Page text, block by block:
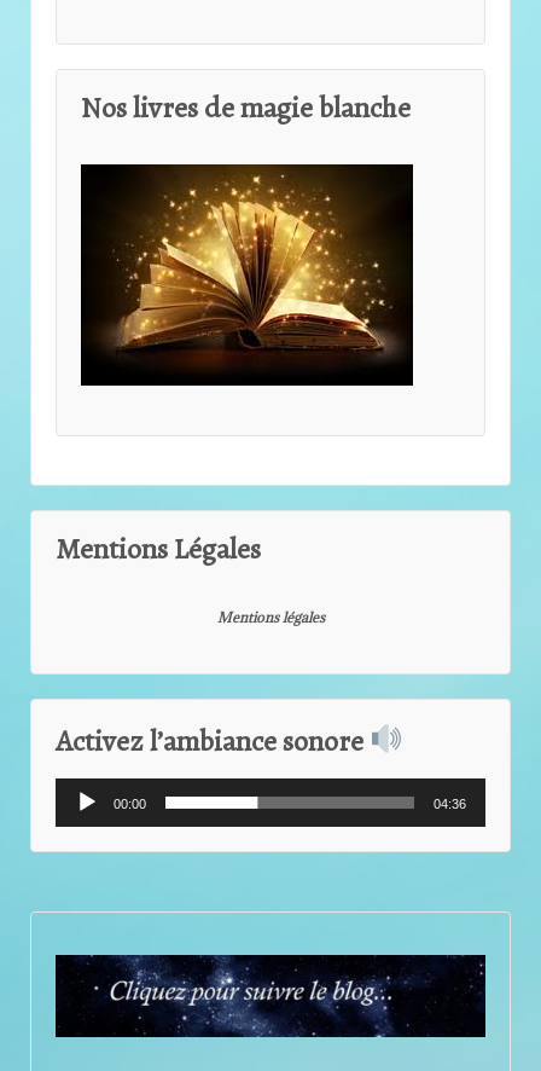
Nos livres de magie blanche
Mentions Légales
Mentions légales
Activez l’ambiance sonore
audio
00:00 04:36